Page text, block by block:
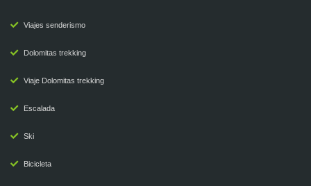
Viajes senderismo
Dolomitas trekking
Viaje Dolomitas trekking
Escalada
Ski
Bicicleta